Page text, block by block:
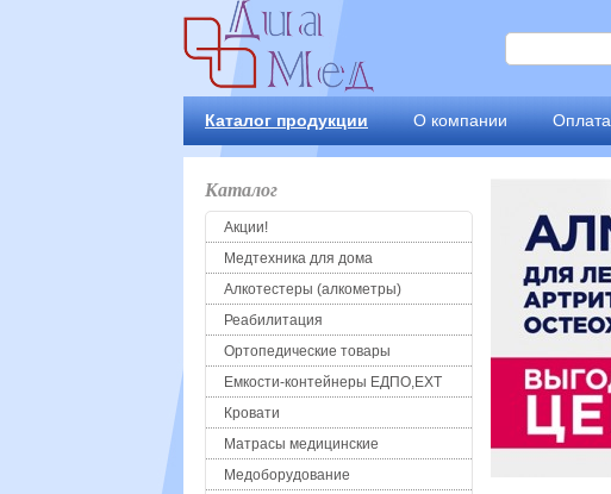
Каталог продукции О компании Оплата
Каталог
Акции!
Медтехника для дома
Алкотестеры (алкометры)
Реабилитация
Ортопедические товары
Емкости-контейнеры ЕДПО,ЕХТ
Кровати
Матрасы медицинские
Медоборудование